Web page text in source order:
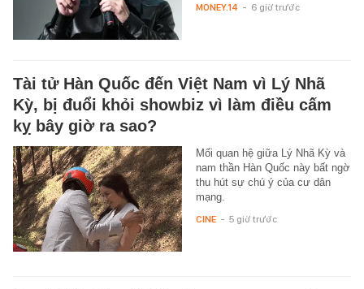
MONEY.14 - 6 giờ trước
Tài tử Hàn Quốc đến Việt Nam vì Lý Nhã
Kỳ, bị đuổi khỏi showbiz vì làm điều cấm
kỵ bây giờ ra sao?
Mối quan hệ giữa Lý Nhã Kỳ và
nam thần Hàn Quốc này bất ngờ
thu hút sự chú ý của cư dân
mạng.
CINE - 5 giờ trước